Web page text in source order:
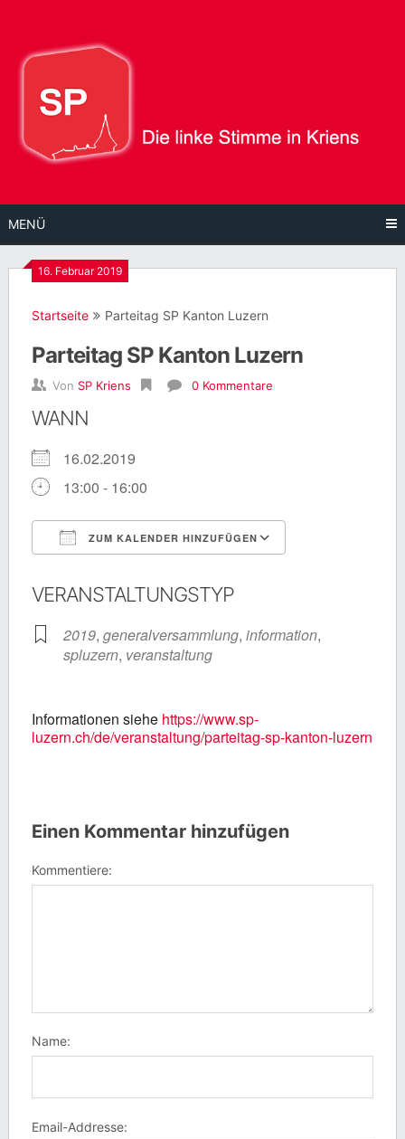
Inhalt
MENÜ
16. Februar 2019
Startseite Parteitag SP Kanton Luzern
Parteitag SP Kanton Luzern
Von SP Kriens 0 Kommentare
WANN
16.02.2019
13:00 - 16:00
ZUM KALENDER HINZUFÜGEN
VERANSTALTUNGSTYP
2019, generalversammlung, information,
spluzern, veranstaltung
Informationen siehe https://www.sp-
luzern.ch/de/veranstaltung/parteitag-sp-kanton-luzern
Einen Kommentar hinzufügen
Kommentiere:
Name:
Email-Addresse: